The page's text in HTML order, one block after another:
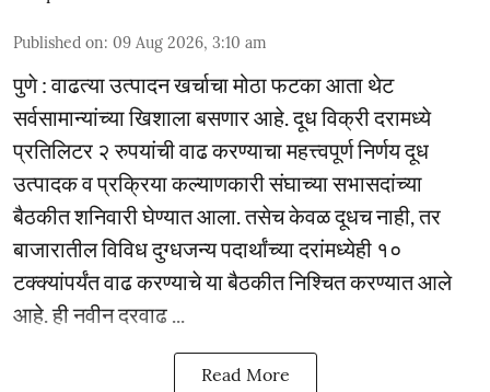
Published on: 09 Aug 2026, 3:10 am
पुणे : वाढत्या उत्पादन खर्चाचा मोठा फटका आता थेट
सर्वसामान्यांच्या खिशाला बसणार आहे. दूध विक्री दरामध्ये
प्रतिलिटर २ रुपयांची वाढ करण्याचा महत्त्वपूर्ण निर्णय दूध
उत्पादक व प्रक्रिया कल्याणकारी संघाच्या सभासदांच्या
बैठकीत शनिवारी घेण्यात आला. तसेच केवळ दूधच नाही, तर
बाजारातील विविध दुग्धजन्य पदार्थांच्या दरांमध्येही १०
टक्क्यांपर्यंत वाढ करण्याचे या बैठकीत निश्चित करण्यात आले
आहे. ही नवीन दरवाढ ...
Read More